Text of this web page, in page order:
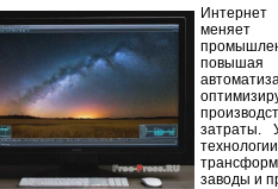
меняет
повышая
затраты.
заводы и